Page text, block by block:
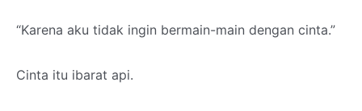
“Karena aku tidak ingin bermain-main dengan cinta.”
Cinta itu ibarat api.